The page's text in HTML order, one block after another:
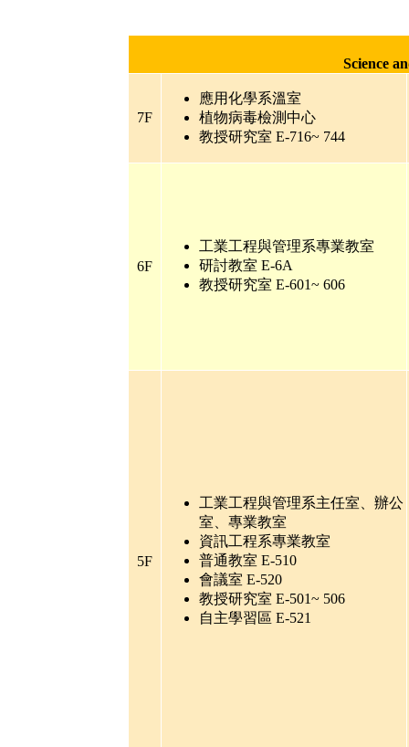
Science
7F
應用化學系溫室
植物病毒檢測中心
教授研究室 E-716~ 744
6F
工業工程與管理系專業教室
研討教室 E-6A
教授研究室 E-601~ 606
5F
工業工程與管理系主任室、辦公
室、專業教室
資訊工程系專業教室
普通教室 E-510
會議室 E-520
教授研究室 E-501~ 506
自主學習區 E-521